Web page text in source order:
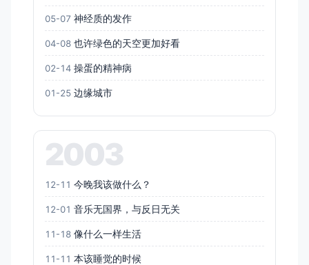
05-07 神经质的发作
04-08 也许绿色的天空更加好看
02-14 操蛋的精神病
01-25 边缘城市
2003
12-11 今晚我该做什么？
12-01 音乐无国界，与反日无关
11-18 像什么一样生活
11-11 本该睡觉的时候